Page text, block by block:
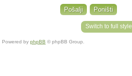
Switch to full style
Powered by phpBB © phpBB Group.